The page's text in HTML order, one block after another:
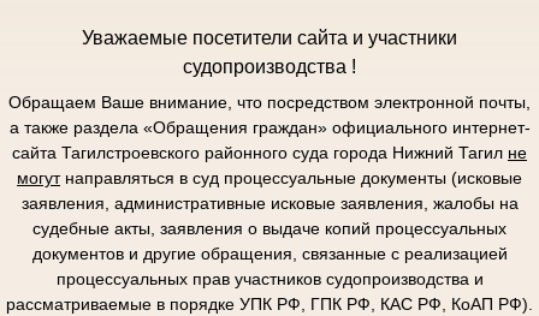
Уважаемые посетители сайта и участники
судопроизводства !
Обращаем Ваше внимание, что посредством электронной почты,
а также раздела «Обращения граждан» официального интернет-
сайта Тагилстроевского районного суда города Нижний Тагил не
могутнаправляться в суд процессуальные документы (исковые
заявления, административные исковые заявления, жалобы на
судебные акты, заявления о выдаче копий процессуальных
документов и другие обращения, связанные с реализацией
процессуальных прав участников судопроизводства и
рассматриваемые в порядке УПК РФ, ГПК РФ, КАС РФ, КоАП РФ).